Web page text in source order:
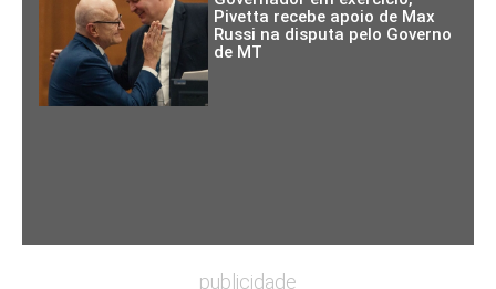
Pivetta recebe apoio de Max
Russi na disputa pelo Governo
de MT
publicidade